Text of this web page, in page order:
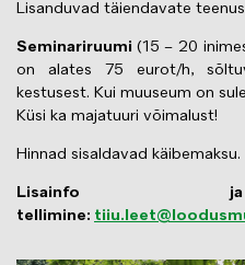
Lisanduvad täiendavate
Seminariruumi (15 – 20
on alates 75 eurot/h,
kestusest. Kui muuseum on
Küsi ka majatuuri võimalust!
Hinnad sisaldavad käibemaksu.
Lisainfo
tellimine: